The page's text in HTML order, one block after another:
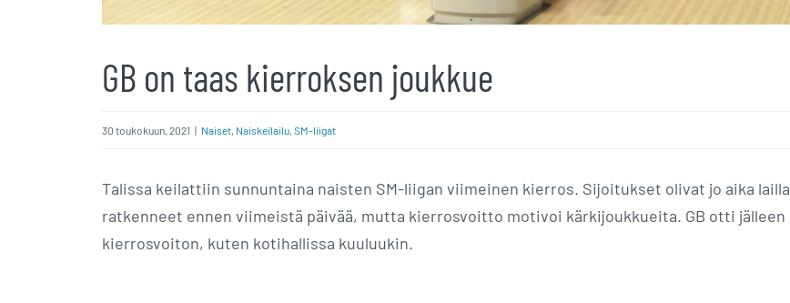
GB on taas kierroksen joukkue
30 toukokuun, 2021 | Naiset, Naiskeilailu, SM-liigat
Talissa keilattiin sunnuntaina naisten SM-liigan viimeinen kierros. Sijoitukset olivat jo aika lailla
ratkenneet ennen viimeistä päivää, mutta kierrosvoitto motivoi kärkijoukkueita. GB otti jälleen
kierrosvoiton, kuten kotihallissa kuuluukin.